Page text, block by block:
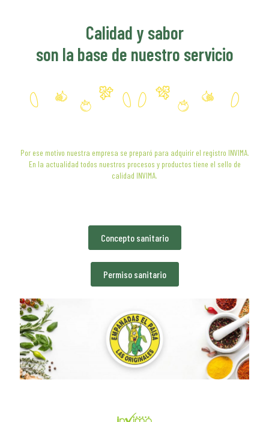
Calidad y sabor
son la base de nuestro servicio
Por ese motivo nuestra empresa se preparó para adquirir el registro INVIMA.
En la actualidad todos nuestros procesos y productos tiene el sello de
calidad INVIMA.
Concepto sanitario
Permiso sanitario